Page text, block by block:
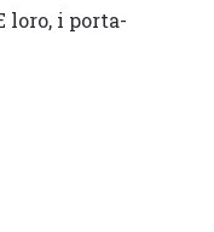
loro, i porta-